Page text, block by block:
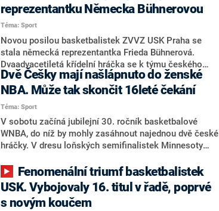
reprezentantku Německa Bühnerovou
Téma: Sport
Novou posilou basketbalistek ZVVZ USK Praha se
stala německá reprezentantka Frieda Bühnerová.
Dvaadvacetiletá křídelní hráčka se k týmu českého
mistra připojí po sezoně v zámořské WNBA, kde hájí
barvy Portlandu, který si ji letos vybral na draftu jako
na svém webu.
Dvě Češky mají našlápnuto do ženské
NBA. Může tak skončit 16leté čekání
Téma: Sport
V sobotu začíná jubilejní 30. ročník basketbalové
WNBA, do níž by mohly zasáhnout najednou dvě české
hráčky. V dresu loňských semifinalistek Minnesoty
pivotka Emma Čechová. Titul obhajuje tým Las Vegas
Aces.
USK. Vybojovaly 16. titul v řadě, poprvé
s novým koučem